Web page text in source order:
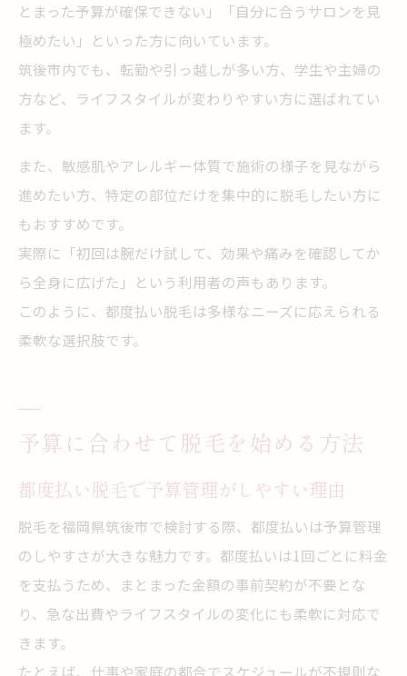
とまった予算が確保できない」「自分に合うサロンを見
極めたい」といった方に向いています。
筑後市内でも、転勤や引っ越しが多い方、学生や主婦の
方など、ライフスタイルが変わりやすい方に選ばれてい
ます。
また、敏感肌やアレルギー体質で施術の様子を見ながら
進めたい方、特定の部位だけを集中的に脱毛したい方に
もおすすめです。
実際に「初回は腕だけ試して、効果や痛みを確認してか
ら全身に広げた」という利用者の声もあります。
このように、都度払い脱毛は多様なニーズに応えられる
柔軟な選択肢です。
予算に合わせて脱毛を始める方法
都度払い脱毛で予算管理がしやすい理由
脱毛を福岡県筑後市で検討する際、都度払いは予算管理
のしやすさが大きな魅力です。都度払いは1回ごとに料金
を支払うため、まとまった金額の事前契約が不要とな
り、急な出費やライフスタイルの変化にも柔軟に対応で
きます。
たとえば、仕事や家庭の都合でスケジュールが不規則な